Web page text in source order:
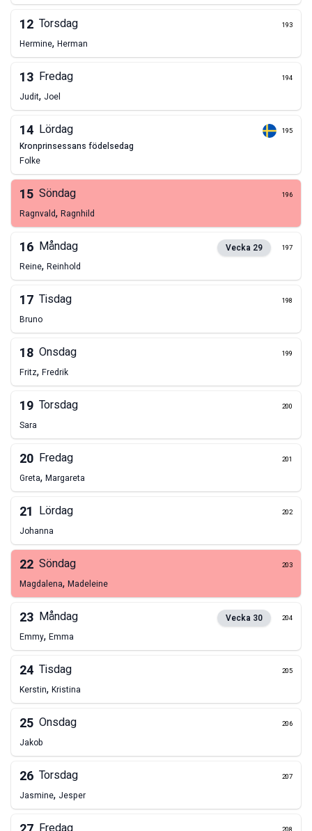
12 Torsdag 193
Hermine, Herman
13 Fredag 194
Judit, Joel
14 Lördag 195
kronprinsessans födelsedag
Folke
15 Söndag 196
Ragnvald, Ragnhild
16 Måndag Vecka 29 197
Reine, Reinhold
17 Tisdag 198
Bruno
18 Onsdag 199
Fritz, Fredrik
19 Torsdag 200
Sara
20 Fredag 201
Greta, Margareta
21 Lördag 202
Johanna
22 Söndag 203
Magdalena, Madeleine
23 Måndag Vecka 30 204
Emmy, Emma
24 Tisdag 205
Kerstin, Kristina
25 Onsdag 206
Jakob
26 Torsdag 207
Jasmine, Jesper